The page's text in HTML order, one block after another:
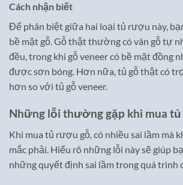
Cách nhận biết
Để phân biệt giữa hai loại tủ rượu này,
bề mặt gỗ. Gỗ thật thường có vân gỗ tự
đều, trong khi gỗ veneer có bề mặt đồng
được sơn bóng. Hơn nữa, tủ gỗ thật có
hơn so với tủ gỗ veneer.
Những lỗi thường gặp khi mua
Khi mua tủ rượu gỗ, có nhiều sai lầm mà
mắc phải. Hiểu rõ những lỗi này sẽ giúp
những quyết định sai lầm trong quá trình